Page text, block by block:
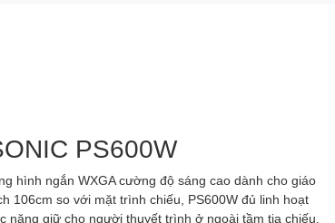
PS600W
hình ngắn WXGA cường độ sáng cao dành cho giáo
106cm so với mặt trình chiếu, PS600W đủ linh hoạt
giữ cho người thuyết trình ở ngoài tầm tia chiếu.